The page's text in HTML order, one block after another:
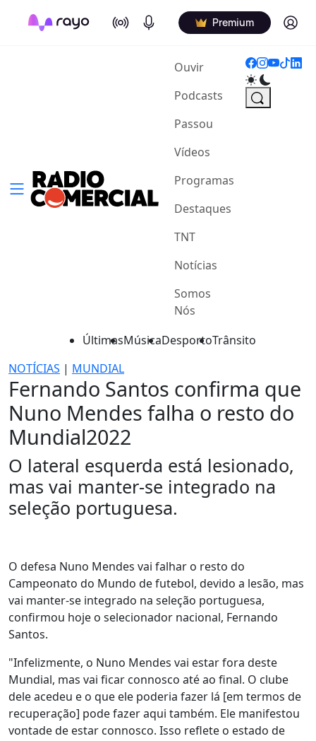
On Air Podcasts Premium Log in
Ouvir(current)
Podcasts
Passou
Vídeos
Programas
Destaques
TNT
Notícias
Somos
Nós
ÚltimasMúsicaDesportoTrânsito
NOTÍCIAS | MUNDIAL
Fernando Santos confirma que
Nuno Mendes falha o resto do
Mundial2022
O lateral esquerda está lesionado,
mas vai manter-se integrado na
seleção portuguesa.
O defesa Nuno Mendes vai falhar o resto do
Campeonato do Mundo de futebol, devido a lesão, mas
vai manter-se integrado na seleção portuguesa,
confirmou hoje o selecionador nacional, Fernando
Santos.
"Infelizmente, o Nuno Mendes vai estar fora deste
Mundial, mas vai ficar connosco até ao final. O clube
dele acedeu e o que ele poderia fazer lá [em termos de
recuperação] pode fazer aqui também. Ele manifestou
vontade de estar connosco. Isso reflete o estado de